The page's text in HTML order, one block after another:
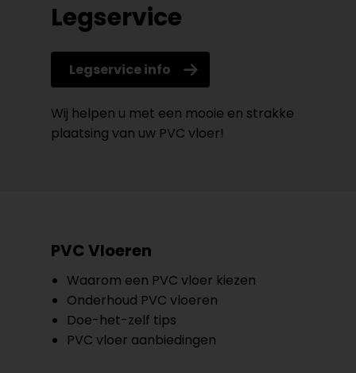
Legservice
Legservice info
Wij helpen u met een mooie en strakke
plaatsing van uw PVC vloer!
PVC Vloeren
Waarom een PVC vloer kiezen
Onderhoud PVC vloeren
Doe-het-zelf tips
PVC vloer aanbiedingen